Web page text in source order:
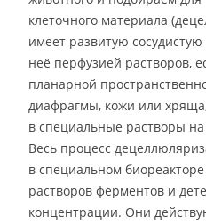
клеточного материала
имеет развитую сосудистую
неё перфузией растворов,
планарной
диафрагмы, кожи или
в специальные растворы
Весь процесс
в специальном
растворов ферментов и
концентрации. Они